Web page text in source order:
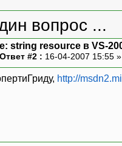
вопрос ...
string resource в VS-
Ответ #2 : 16-04-2007 15:55
http://